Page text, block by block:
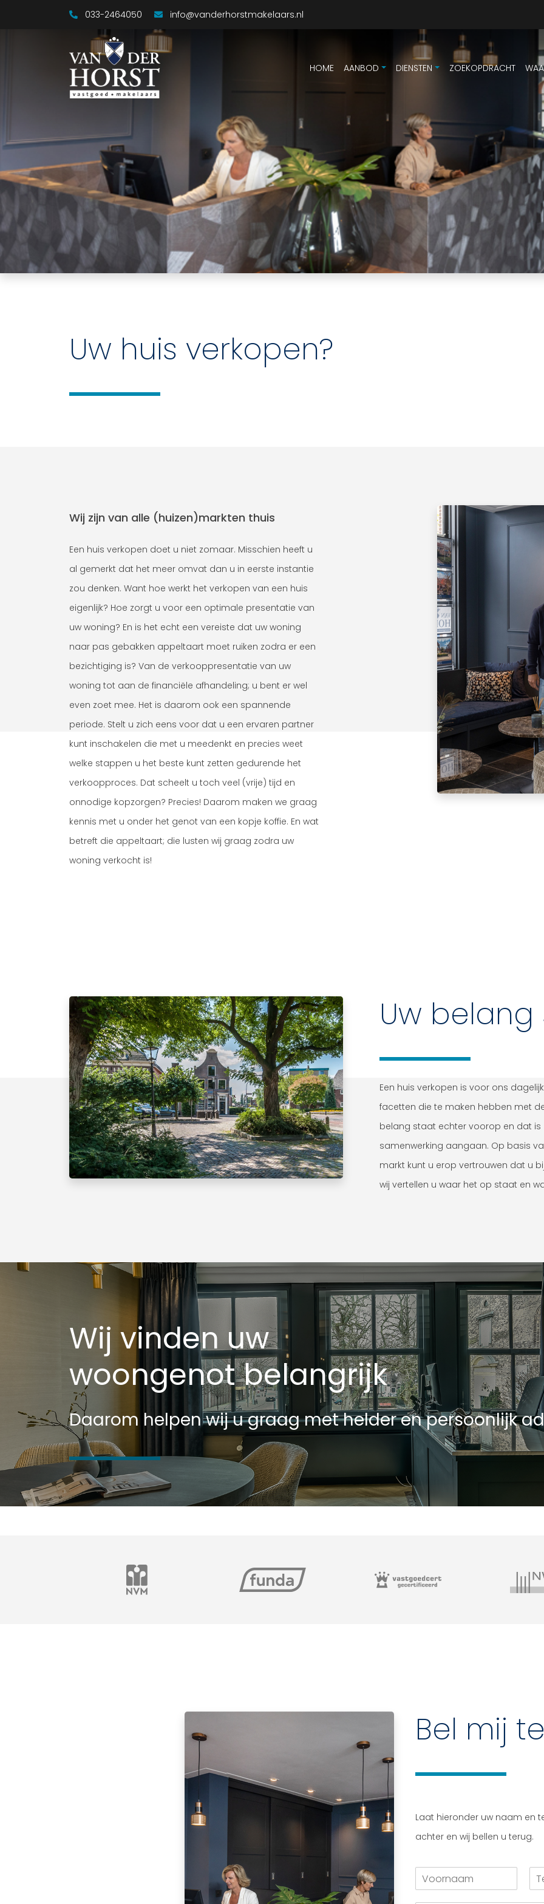
033-2464050 info@vanderhorstmakelaars.nl
HOME AANBOD DIENSTEN ZOEKOPDRACHT
Uw huis verkopen?
Wij zijn van alle (huizen)markten thuis
Een huis verkopen doet u niet zomaar. Misschien heeft u
al gemerkt dat het meer omvat dan u in eerste instantie
zou denken. Want hoe werkt het verkopen van een huis
eigenlijk? Hoe zorgt u voor een optimale presentatie van
uw woning? En is het echt een vereiste dat uw woning
naar pas gebakken appeltaart moet ruiken zodra er een
bezichtiging is? Van de verkooppresentatie van uw
woning tot aan de financiële afhandeling; u bent er wel
even zoet mee. Het is daarom ook een spannende
periode. Stelt u zich eens voor dat u een ervaren partner
kunt inschakelen die met u meedenkt en precies weet
welke stappen u het beste kunt zetten gedurende het
verkoopproces. Dat scheelt u toch veel (vrije) tijd en
onnodige kopzorgen? Precies! Daarom maken we graag
kennis met u onder het genot van een kopje koffie. En wat
betreft die appeltaart; die lusten wij graag zodra uw
woning verkocht is!
Uw
Een huis verkopen is voor ons
facetten die te maken hebben met
belang staat echter voorop en dat
samenwerking aangaan. Op basis
markt kunt u erop vertrouwen dat u
wij vertellen u waar het op staat en
Wij vinden uw
woongenot belangrijk
Daarom helpen wij u graag met helder en persoonlijk
Bel mij
Laat hieronder uw naam en
achter en wij bellen u terug.
V
T